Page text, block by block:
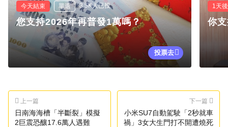
今天結束 單選 3.5K人已投
您支持2026年再普發1萬嗎？
投票去
1天
你
上一篇
日南海海槽「半斷裂」模擬
2巨震恐釀17.6萬人遇難
下一篇
小米SU7自動駕駛「2秒就車
禍」3女大生門打不開遭燒死